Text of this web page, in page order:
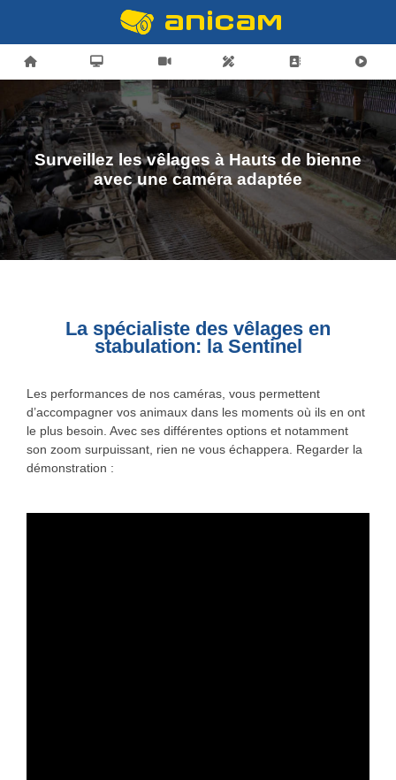
Surveillez les vêlages à Hauts de bienne
avec une caméra adaptée
La spécialiste des vêlages en
stabulation: la Sentinel
Les performances de nos caméras, vous permettent
d’accompagner vos animaux dans les moments où ils en ont
le plus besoin. Avec ses différentes options et notamment
son zoom surpuissant, rien ne vous échappera. Regarder la
démonstration :